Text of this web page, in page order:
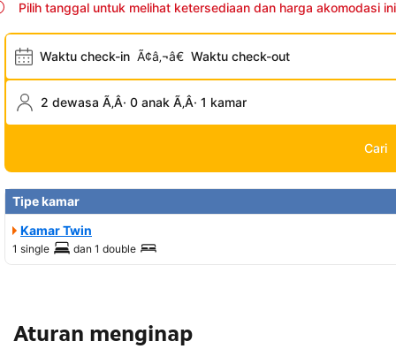
Pilih tanggal untuk melihat ketersediaan dan harga akomodasi ini
Waktu check-in Ã¢â‚¬â€ Waktu check-out
2 dewasa Ã‚Â· 0 anak Ã‚Â· 1 kamar
Cari
Tipe kamar
Kamar Twin
1 single dan 1 double
Aturan menginap